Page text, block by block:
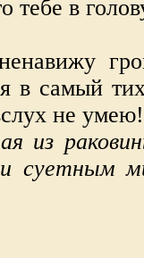
тебе в
в самый
не умею!
из
суетным